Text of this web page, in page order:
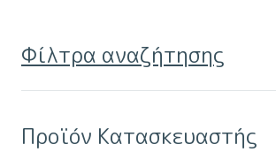
Οι
επιλογές
να
Φίλτρα αναζήτησης
Προϊόν Κατασκευαστής